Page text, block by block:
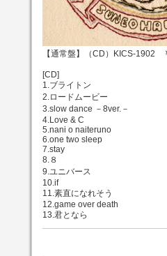
【通常盤】（CD）KICS-1902
[CD]
1.ブライトン
2.ロードムービー
3.slow dance －8ver.－
4.Love & C
5.nani o naiteruno
6.one two sleep
7.stay
8.８
9.ユニバース
10.if
11.素直になれそう
12.game over death
13.君となら